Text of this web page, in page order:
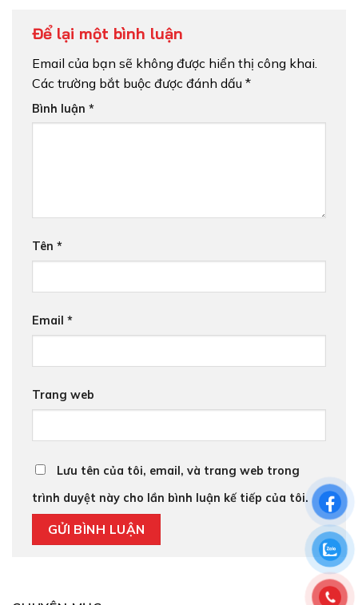
Để lại một bình luận
Email của bạn sẽ không được hiển thị công khai.
Các trường bắt buộc được đánh dấu *
Bình luận *
Tên *
Email *
Trang web
Lưu tên của tôi, email, và trang web trong
trình duyệt này cho lần bình luận kế tiếp của tôi.